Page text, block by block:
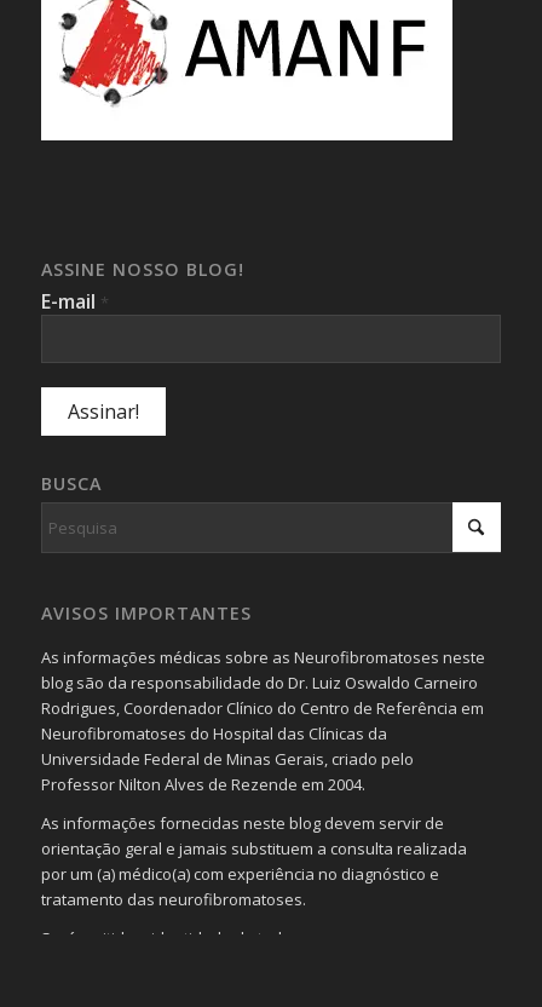
ASSINE NOSSO BLOG!
E-mail *
BUSCA
AVISOS IMPORTANTES
As informações médicas sobre as Neurofibromatoses neste
blog são da responsabilidade do Dr. Luiz Oswaldo Carneiro
Rodrigues, Coordenador Clínico do Centro de Referência em
Neurofibromatoses do Hospital das Clínicas da
Universidade Federal de Minas Gerais, criado pelo
Professor Nilton Alves de Rezende em 2004.
As informações fornecidas neste blog devem servir de
orientação geral e jamais substituem a consulta realizada
por um (a) médico(a) com experiência no diagnóstico e
tratamento das neurofibromatoses.
Será omitida a identidade de todas as pessoas que